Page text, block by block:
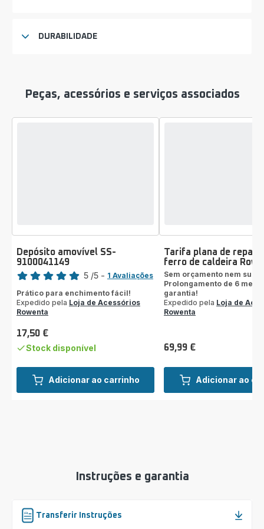
DURABILIDADE
Peças, acessórios e serviços associados
Adicionar ao carrinho
Depósito amovível SS-
9100041149
Classificação
de
cinco
(média)
5 /5 - 1 Avaliações
Prático para enchimento fácil!
Expedido pela Loja de Acessórios
Rowenta
Preço
17,50 €
Stock disponível
Adicionar ao
Tarifa plana de
ferro de caldeira
Sem orçamento nem
Prolongamento de 6
garantia!
Expedido pela Loja de
Rowenta
Preço
69,99 €
Instruções e garantia
Transferir Instruções